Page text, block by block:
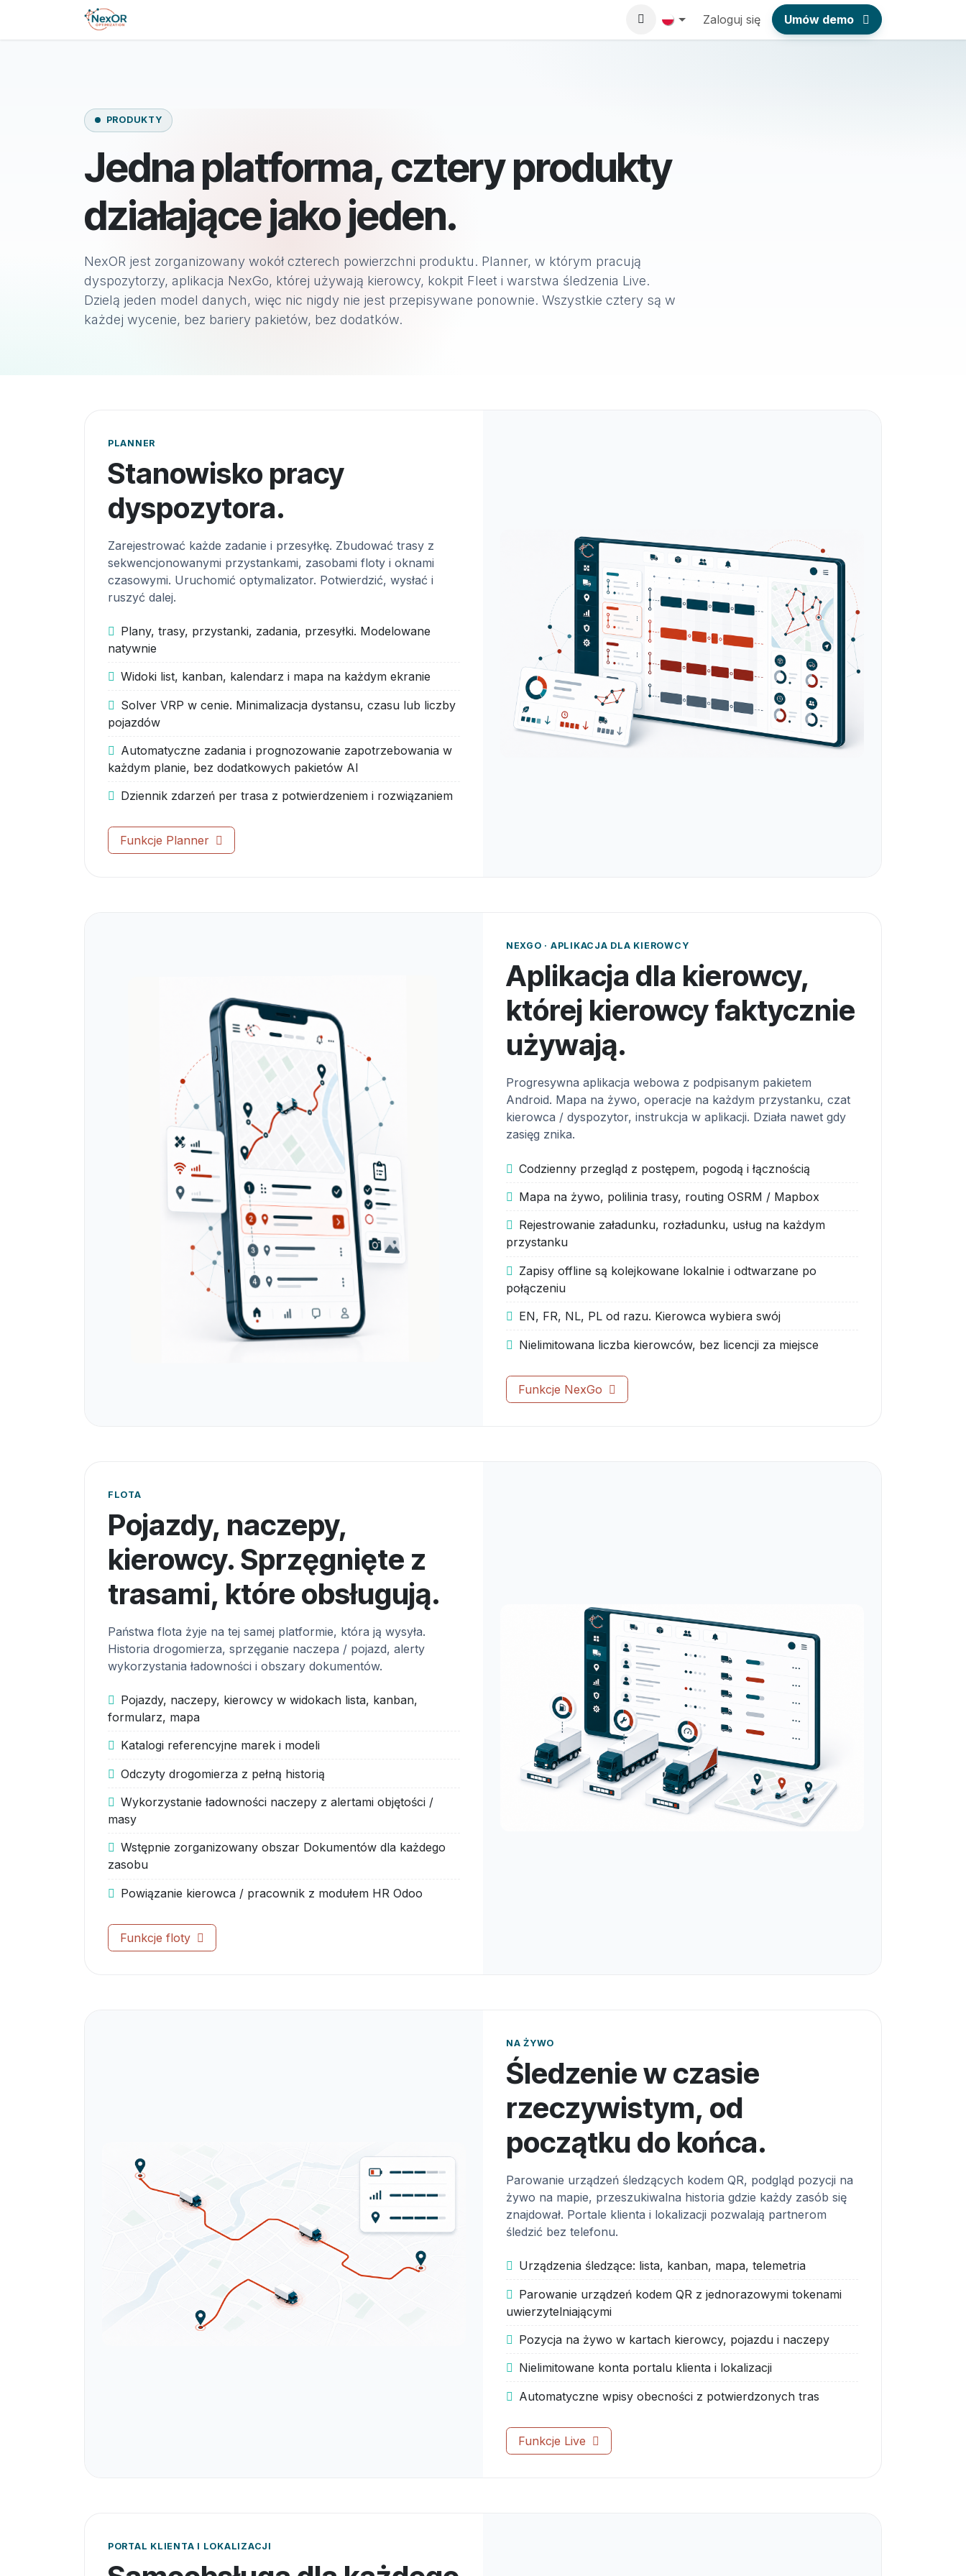
Przejdź do treści
Przejdź do zawartości
Zaloguj się Umów demo
PRODUKTY
Jedna platforma, cztery produkty
działające jako jeden.
NexOR jest zorganizowany wokół czterech powierzchni produktu. Planner, w którym pracują
dyspozytorzy, aplikacja NexGo, której używają kierowcy, kokpit Fleet i warstwa śledzenia Live.
Dzielą jeden model danych, więc nic nigdy nie jest przepisywane ponownie. Wszystkie cztery są w
każdej wycenie, bez bariery pakietów, bez dodatków.
PLANNER
Stanowisko pracy
dyspozytora.
Zarejestrować każde zadanie i przesyłkę. Zbudować trasy z
sekwencjonowanymi przystankami, zasobami floty i oknami
czasowymi. Uruchomić optymalizator. Potwierdzić, wysłać i
ruszyć dalej.
Plany, trasy, przystanki, zadania, przesyłki. Modelowane
natywnie
Widoki list, kanban, kalendarz i mapa na każdym ekranie
Solver VRP w cenie. Minimalizacja dystansu, czasu lub liczby
pojazdów
Automatyczne zadania i prognozowanie zapotrzebowania w
każdym planie, bez dodatkowych pakietów AI
Dziennik zdarzeń per trasa z potwierdzeniem i rozwiązaniem
Funkcje Planner
NEXGO · APLIKACJA DLA KIEROWCY
Aplikacja dla kierowcy,
której kierowcy faktycznie
używają.
Progresywna aplikacja webowa z podpisanym pakietem
Android. Mapa na żywo, operacje na każdym przystanku, czat
kierowca / dyspozytor, instrukcja w aplikacji. Działa nawet gdy
zasięg znika.
Codzienny przegląd z postępem, pogodą i łącznością
Mapa na żywo, polilinia trasy, routing OSRM / Mapbox
Rejestrowanie załadunku, rozładunku, usług na każdym
przystanku
Zapisy offline są kolejkowane lokalnie i odtwarzane po
połączeniu
EN, FR, NL, PL od razu. Kierowca wybiera swój
Nielimitowana liczba kierowców, bez licencji za miejsce
Funkcje NexGo
FLOTA
Pojazdy, naczepy,
kierowcy. Sprzęgnięte z
trasami, które obsługują.
Państwa flota żyje na tej samej platformie, która ją wysyła.
Historia drogomierza, sprzęganie naczepa / pojazd, alerty
wykorzystania ładowności i obszary dokumentów.
Pojazdy, naczepy, kierowcy w widokach lista, kanban,
formularz, mapa
Katalogi referencyjne marek i modeli
Odczyty drogomierza z pełną historią
Wykorzystanie ładowności naczepy z alertami objętości /
masy
Wstępnie zorganizowany obszar Dokumentów dla każdego
zasobu
Powiązanie kierowca / pracownik z modułem HR Odoo
Funkcje floty
NA ŻYWO
Śledzenie w czasie
rzeczywistym, od
początku do końca.
Parowanie urządzeń śledzących kodem QR, podgląd pozycji na
żywo na mapie, przeszukiwalna historia gdzie każdy zasób się
znajdował. Portale klienta i lokalizacji pozwalają partnerom
śledzić bez telefonu.
Urządzenia śledzące: lista, kanban, mapa, telemetria
Parowanie urządzeń kodem QR z jednorazowymi tokenami
uwierzytelniającymi
Pozycja na żywo w kartach kierowcy, pojazdu i naczepy
Nielimitowane konta portalu klienta i lokalizacji
Automatyczne wpisy obecności z potwierdzonych tras
Funkcje Live
PORTAL KLIENTA I LOKALIZACJI